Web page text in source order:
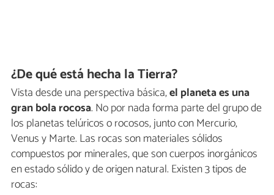
¿De qué está hecha la Tierra?
Vista desde una perspectiva básica,el planeta es una
gran bola rocosa. No por nada forma parte del grupo de
los planetas telúricos o rocosos, junto con Mercurio,
Venus y Marte. Las rocas son materiales sólidos
compuestos por minerales, que son cuerpos inorgánicos
en estado sólido y de origen natural. Existen 3 tipos de
rocas: